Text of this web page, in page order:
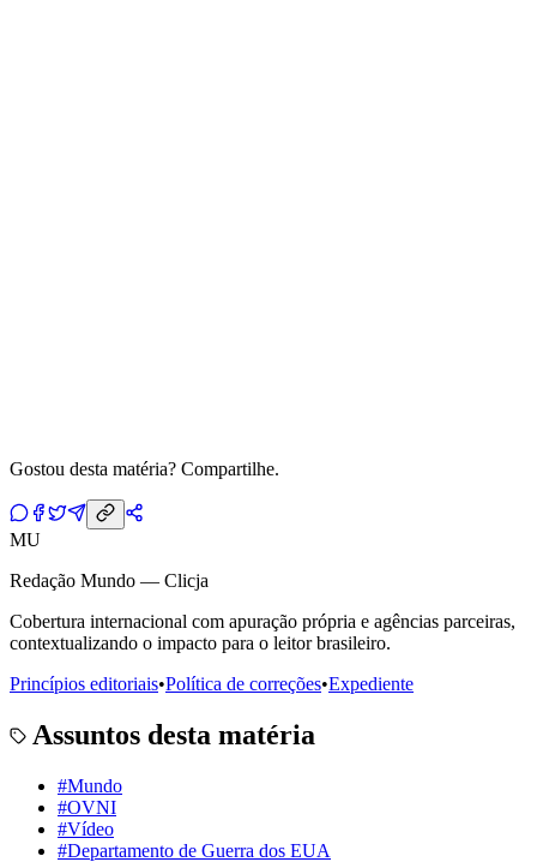
Gostou desta matéria? Compartilhe.
MU
Redação Mundo — Clicja
Cobertura internacional com apuração própria e agências parceiras,
contextualizando o impacto para o leitor brasileiro.
Princípios editoriais•Política de correções•Expediente
Assuntos desta matéria
#Mundo
#OVNI
#Vídeo
#Departamento de Guerra dos EUA